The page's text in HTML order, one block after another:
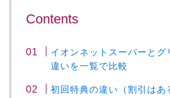
Contents
イオンネットスーパーとグ
違いを一覧で比較
初回特典の違い（割引はあ